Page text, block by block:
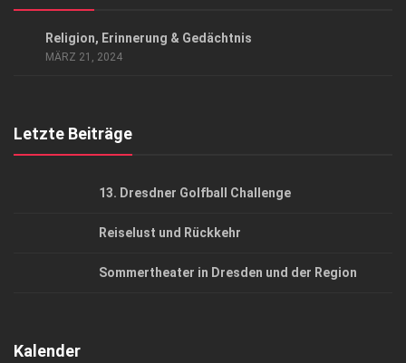
Religion, Erinnerung & Gedächtnis
MÄRZ 21, 2024
Letzte Beiträge
13. Dresdner Golfball Challenge
Reiselust und Rückkehr
Sommertheater in Dresden und der Region
Kalender